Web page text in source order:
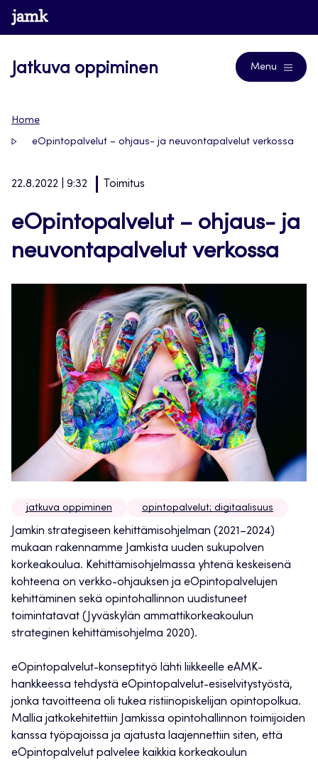
Siirry
suoraan
www.jamk.fi
Jatkuva oppiminen Menu
Home
eOpintopalvelut – ohjaus- ja neuvontapalvelut verkossa
22.8.2022 | 9:32 Toimitus
eOpintopalvelut – ohjaus- ja
neuvontapalvelut verkossa
jatkuva oppiminen opintopalvelut; digitaalisuus
Jamkin strategiseen kehittämisohjelman (2021–2024)
mukaan rakennamme Jamkista uuden sukupolven
korkeakoulua. Kehittämisohjelmassa yhtenä keskeisenä
kohteena on verkko-ohjauksen ja eOpintopalvelujen
kehittäminen sekä opintohallinnon uudistuneet
toimintatavat (Jyväskylän ammattikorkeakoulun
strateginen kehittämisohjelma 2020).
eOpintopalvelut-konseptityö lähti liikkeelle eAMK-
hankkeessa tehdystä eOpintopalvelut-esiselvitystyöstä,
jonka tavoitteena oli tukea ristiinopiskelijan opintopolkua.
Mallia jatkokehitettiin Jamkissa opintohallinnon toimijoiden
kanssa työpajoissa ja ajatusta laajennettiin siten, että
eOpintopalvelut palvelee kaikkia korkeakoulun